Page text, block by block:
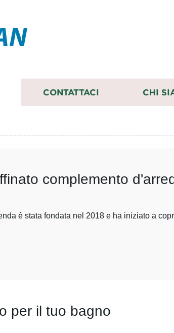
CONTATTACI CHI
complemento
è stata fondata nel 2018 e ha iniziato a
per il tuo bagno